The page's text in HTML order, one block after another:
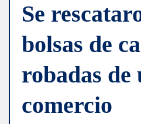
Se
bolsas de
robadas de
comercio